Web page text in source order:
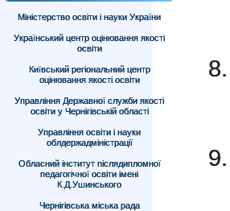
Міністерство освіти і науки України
Український центр оцінювання якості
освіти
Київський регіональний центр
оцінювання якості освіти
Управління Державної служби якості
освіти у Чернігівській області
Управління освіти і науки
облдержадміністрації
Обласний інститут післядипломної
педагогічної освіти імені
К.Д.Ушинського
Чернігівська міська рада